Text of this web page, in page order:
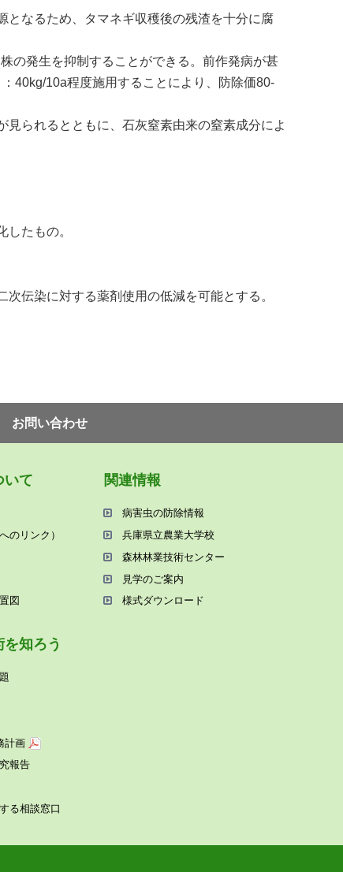
なるため、タマネギ収穫後の残渣を十分に腐
の発生を抑制することができる。前作発病が甚
40kg/10a程度施用することにより、防除価80-
られるとともに、石灰窒素由来の窒素成分によ
たもの。
伝染に対する薬剤使用の低減を可能とする。
お問い合わせ
いて
のリンク）
図
知ろう
計画
報告
る相談窓⼝
関連情報
病害⾍の防除情報
兵庫県⽴農業⼤学校
森林林業技術センター
⾒学のご案内
様式ダウンロード